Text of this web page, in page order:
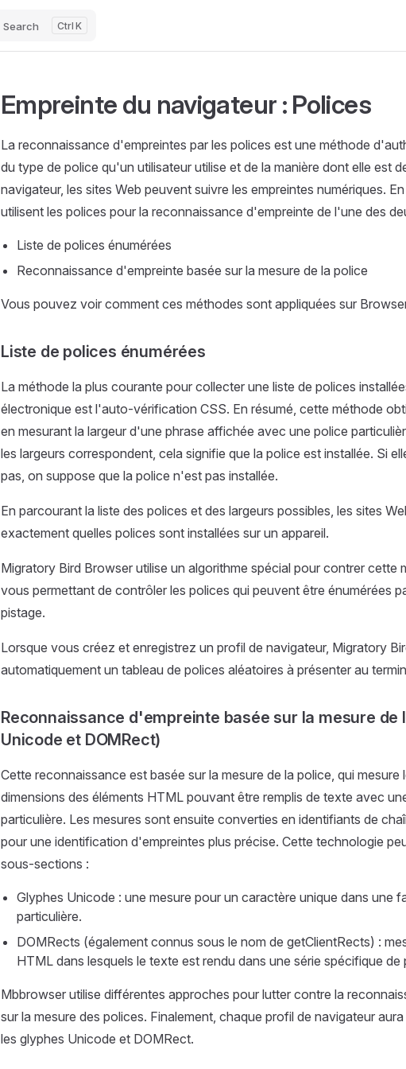
Search K
Empreinte du navigateur : Polices
La reconnaissance d'empreintes par les polices est une méthode
du type de police qu'un utilisateur utilise et de la manière dont elle est
navigateur, les sites Web peuvent suivre les empreintes numériques.
utilisent les polices pour la reconnaissance d'empreinte de l'une des
Liste de polices énumérées
Reconnaissance d'empreinte basée sur la mesure de la police
Vous pouvez voir comment ces méthodes sont appliquées sur
Liste de polices énumérées
La méthode la plus courante pour collecter une liste de polices
électronique est l'auto-vérification CSS. En résumé, cette méthode
en mesurant la largeur d'une phrase affichée avec une police
les largeurs correspondent, cela signifie que la police est installée. Si
pas, on suppose que la police n'est pas installée.
En parcourant la liste des polices et des largeurs possibles, les sites
exactement quelles polices sont installées sur un appareil.
Migratory Bird Browser utilise un algorithme spécial pour contrer cette
vous permettant de contrôler les polices qui peuvent être énumérées
pistage.
Lorsque vous créez et enregistrez un profil de navigateur, Migratory
automatiquement un tableau de polices aléatoires à présenter au
Reconnaissance d'empreinte basée sur la mesure de
Unicode et DOMRect)
Cette reconnaissance est basée sur la mesure de la police, qui mesure
dimensions des éléments HTML pouvant être remplis de texte avec
particulière. Les mesures sont ensuite converties en identifiants de
pour une identification d'empreintes plus précise. Cette technologie
sous-sections :
Glyphes Unicode : une mesure pour un caractère unique dans une
particulière.
DOMRects (également connus sous le nom de getClientRects) :
HTML dans lesquels le texte est rendu dans une série spécifique de
Mbbrowser utilise différentes approches pour lutter contre la
sur la mesure des polices. Finalement, chaque profil de navigateur
les glyphes Unicode et DOMRect.